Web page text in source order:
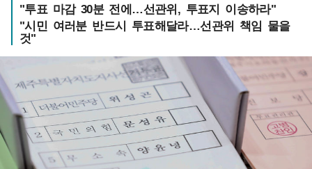
"투표 마감 30분 전에…선관위, 투표지 이송하라"
"시민 여러분 반드시 투표해달라…선관위 책임 물을
것"